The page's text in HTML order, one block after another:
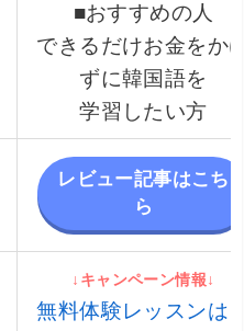
■おすすめの人
できるだけお金をか
ずに韓国語を
学習したい方
レビュー記事はこち
ら
↓キャンペーン情報↓
無料体験レッスンは